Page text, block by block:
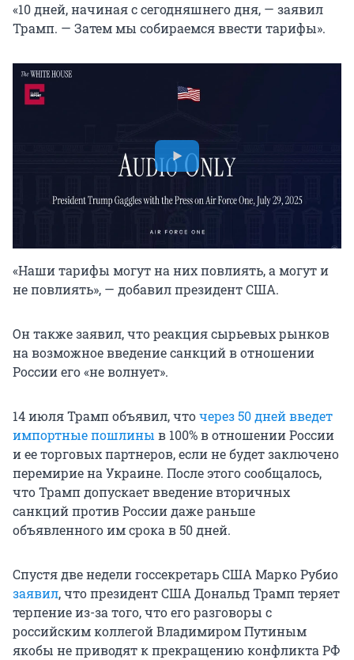
«10 дней, начиная с сегодняшнего дня, — заявил
Трамп. — Затем мы собираемся ввести тарифы».
«Наши тарифы могут на них повлиять, а могут и
не повлиять», — добавил президент США.
Он также заявил, что реакция сырьевых рынков
на возможное введение санкций в отношении
России его «не волнует».
14 июля Трамп объявил, чточерез 50 дней введет
импортные пошлины в 100% в отношении России
и ее торговых партнеров, если не будет заключено
перемирие на Украине. После этого сообщалось,
что Трамп допускает введение вторичных
санкций против России даже раньше
объявленного им срока в 50 дней.
Спустя две недели госсекретарь США Марко Рубио
заявил, что президент США Дональд Трамп теряет
терпение из-за того, что его разговоры с
российским коллегой Владимиром Путиным
якобы не приводят к прекращению конфликта РФ